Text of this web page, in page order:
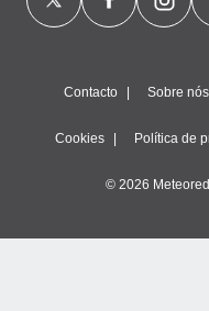
Contacto Sobre nós
Cookies Política de
© 2026